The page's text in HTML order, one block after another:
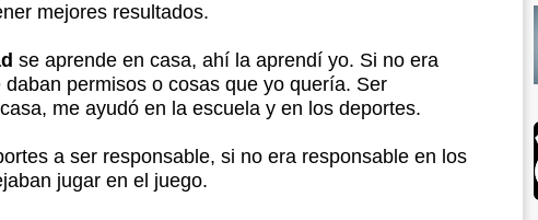
mejores resultados.
se aprende en casa, ahí la aprendí yo. Si no era
daban permisos o cosas que yo quería. Ser
me ayudó en la escuela y en los deportes.
a ser responsable, si no era responsable en los
jugar en el juego.